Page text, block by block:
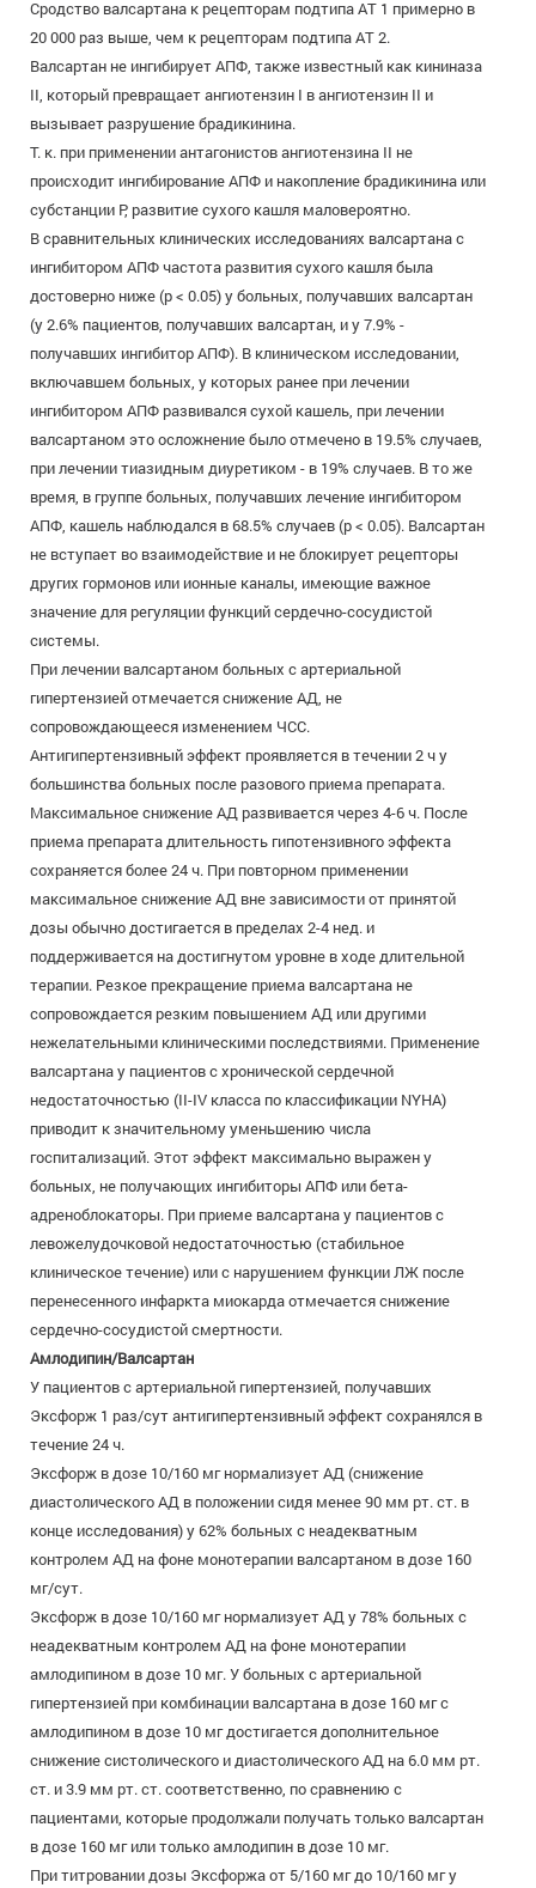
Сродство валсартана к рецепторам подтипа AT 1 примерно в
20 000 раз выше, чем к рецепторам подтипа АТ 2.
Валсартан не ингибирует АПФ, также известный как кининаза
II, который превращает ангиотензин I в ангиотензин II и
вызывает разрушение брадикинина.
Т. к. при применении антагонистов ангиотензина II не
происходит ингибирование АПФ и накопление брадикинина или
субстанции Р, развитие сухого кашля маловероятно.
В сравнительных клинических исследованиях валсартана с
ингибитором АПФ частота развития сухого кашля была
достоверно ниже (р < 0.05) у больных, получавших валсартан
(у 2.6% пациентов, получавших валсартан, и у 7.9% -
получавших ингибитор АПФ). В клиническом исследовании,
включавшем больных, у которых ранее при лечении
ингибитором АПФ развивался сухой кашель, при лечении
валсартаном это осложнение было отмечено в 19.5% случаев,
при лечении тиазидным диуретиком - в 19% случаев. В то же
время, в группе больных, получавших лечение ингибитором
АПФ, кашель наблюдался в 68.5% случаев (р < 0.05). Валсартан
не вступает во взаимодействие и не блокирует рецепторы
других гормонов или ионные каналы, имеющие важное
значение для регуляции функций сердечно-сосудистой
системы.
При лечении валсартаном больных с артериальной
гипертензией отмечается снижение АД, не
сопровождающееся изменением ЧСС.
Антигипертензивный эффект проявляется в течении 2 ч у
большинства больных после разового приема препарата.
Максимальное снижение АД развивается через 4-6 ч. После
приема препарата длительность гипотензивного эффекта
сохраняется более 24 ч. При повторном применении
максимальное снижение АД вне зависимости от принятой
дозы обычно достигается в пределах 2-4 нед. и
поддерживается на достигнутом уровне в ходе длительной
терапии. Резкое прекращение приема валсартана не
сопровождается резким повышением АД или другими
нежелательными клиническими последствиями. Применение
валсартана у пациентов с хронической сердечной
недостаточностью (II-IV класса по классификации NYHA)
приводит к значительному уменьшению числа
госпитализаций. Этот эффект максимально выражен у
больных, не получающих ингибиторы АПФ или бета-
адреноблокаторы. При приеме валсартана у пациентов с
левожелудочковой недостаточностью (стабильное
клиническое течение) или с нарушением функции ЛЖ после
перенесенного инфаркта миокарда отмечается снижение
сердечно-сосудистой смертности.
Амлодипин/Валсартан
У пациентов с артериальной гипертензией, получавших
Эксфорж 1 раз/сут антигипертензивный эффект сохранялся в
течение 24 ч.
Эксфорж в дозе 10/160 мг нормализует АД (снижение
диастолического АД в положении сидя менее 90 мм рт. ст. в
конце исследования) у 62% больных с неадекватным
контролем АД на фоне монотерапии валсартаном в дозе 160
мг/сут.
Эксфорж в дозе 10/160 мг нормализует АД у 78% больных с
неадекватным контролем АД на фоне монотерапии
амлодипином в дозе 10 мг. У больных с артериальной
гипертензией при комбинации валсартана в дозе 160 мг с
амлодипином в дозе 10 мг достигается дополнительное
снижение систолического и диастолического АД на 6.0 мм рт.
ст. и 3.9 мм рт. ст. соответственно, по сравнению с
пациентами, которые продолжали получать только валсартан
в дозе 160 мг или только амлодипин в дозе 10 мг.
При титровании дозы Эксфоржа от 5/160 мг до 10/160 мг у